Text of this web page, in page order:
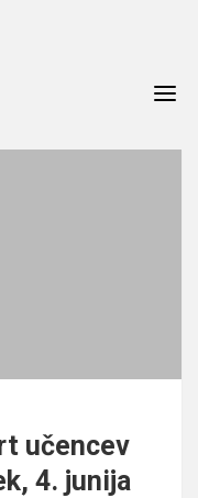
učencev
4. junija